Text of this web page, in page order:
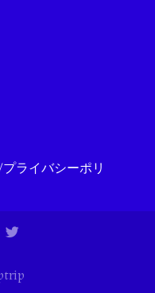
ライバシーポリ